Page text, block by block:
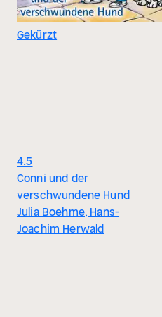
Gekürzt
4.5
Conni und der
verschwundene Hund
Julia Boehme, Hans-
Joachim Herwald